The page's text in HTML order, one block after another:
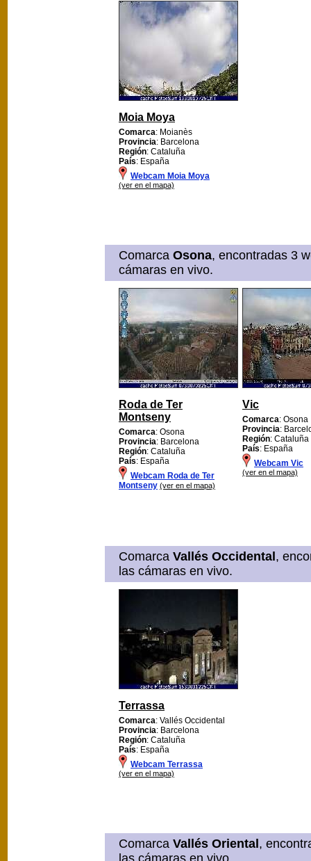
Moia Moya
Comarca: Moianès
Provincia: Barcelona
Región: Cataluña
País: España
Webcam Moia Moya
(ver en el mapa)
Comarca Osona, encontradas 3
cámaras en vivo.
Roda de Ter
Montseny
Comarca: Osona
Provincia: Barcelona
Región: Cataluña
País: España
Webcam Roda de Ter
Montseny (ver en el mapa)
Vic
Comarca: Osona
Provincia:
Región: Cataluña
País: España
Webcam Vic
(ver en el mapa)
Comarca Vallés Occidental,
las cámaras en vivo.
Terrassa
Comarca: Vallés Occidental
Provincia: Barcelona
Región: Cataluña
País: España
Webcam Terrassa
(ver en el mapa)
Comarca Vallés Oriental,
las cámaras en vivo.